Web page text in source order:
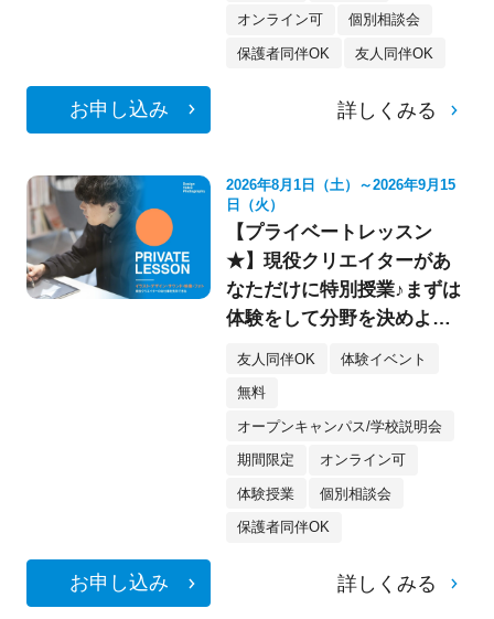
オンライン可 個別相談会
保護者同伴OK 友人同伴OK
お申し込み 詳しくみる
2026年8月1日（土）～2026年9月15
日（火）
【プライベートレッスン
★】現役クリエイターがあ
なただけに特別授業♪まずは
体験をして分野を決めよ
う！《デザイン・イラス
友人同伴OK 体験イベント
無料
オープンキャンパス/学校説明会
期間限定 オンライン可
体験授業 個別相談会
保護者同伴OK
お申し込み 詳しくみる